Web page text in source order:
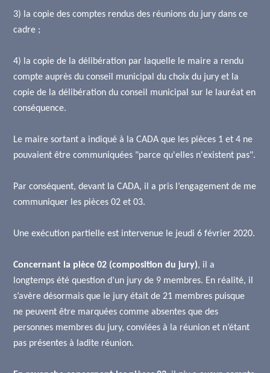
3) la copie des comptes rendus des réunions du jury dans ce
cadre ;
4) la copie de la délibération par laquelle le maire a rendu
compte auprès du conseil municipal du choix du jury et la
copie de la délibération du conseil municipal sur le lauréat en
conséquence.
Le maire sortant a indiqué à la CADA que les pièces 1 et 4 ne
pouvaient être communiquées "parce qu'elles n'existent pas".
Par conséquent, devant la CADA, il a pris l’engagement de me
communiquer les pièces 02 et 03.
Une exécution partielle est intervenue le jeudi 6 février 2020.
Concernant la pièce 02 (composition du jury), il a
longtemps été question d’un jury de 9 membres. En réalité, il
s’avère désormais que le jury était de 21 membres puisque
ne peuvent être marquées comme absentes que des
personnes membres du jury, conviées à la réunion et n’étant
pas présentes à ladite réunion.